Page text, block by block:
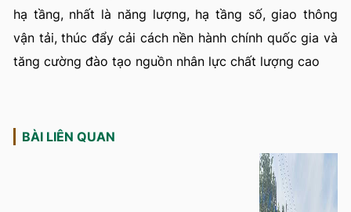
hạ tầng, nhất là năng lượng, hạ tầng số, giao thông
vận tải, thúc đẩy cải cách nền hành chính quốc gia và
tăng cường đào tạo nguồn nhân lực chất lượng cao
BÀI LIÊN QUAN